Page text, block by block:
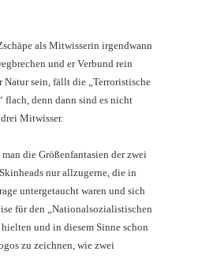
als Mitwisserin irgendwann
und er Verbund rein
Natur sein, fällt die „Terroristische
flach, denn dann sind es nicht
Mitwisser.
die Größenfantasien der zwei
nur allzugerne, die in
untergetaucht waren und sich
für den „Nationalsozialistischen
und in diesem Sinne schon
zu zeichnen, wie zwei